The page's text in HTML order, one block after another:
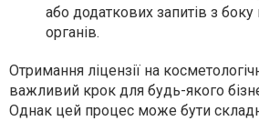
або додаткових запитів з
органів.
Отримання ліцензії на
важливий крок для будь-якого
Однак цей процес може бути